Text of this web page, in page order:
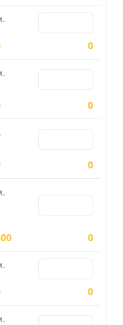
0
0
0
0
0